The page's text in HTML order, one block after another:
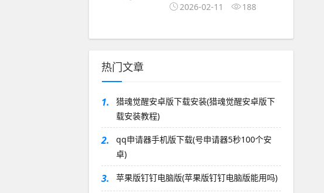
2026-02-11
188
热门文章
1.
猎魂觉醒安卓版下载安装(猎魂觉醒安卓版下
载安装教程)
2.
qq申请器手机版下载(号申请器5秒100个安
卓)
3. 苹果版钉钉电脑版(苹果版钉钉电脑版能用吗)